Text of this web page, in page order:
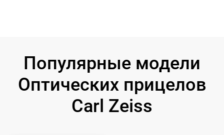
Популярные модели
Оптических прицелов
Carl Zeiss